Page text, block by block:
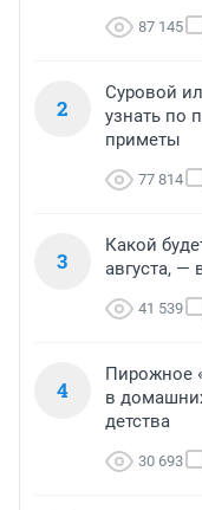
87 145
2
Суровой
узнать по
приметы
77 814
3
Какой
августа,
41 539
4
Пирожное
в
детства
30 693